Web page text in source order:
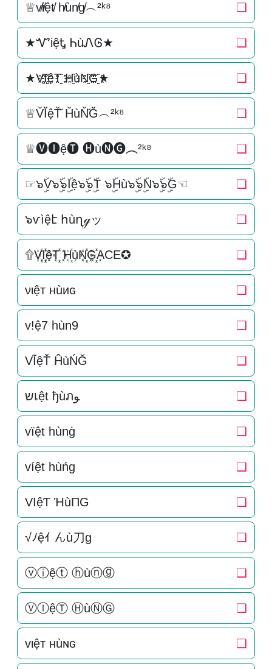
♕v̸i̸ệt̸ h̸ùn̸g̸︵²ᵏ⁸ ❏
★ᏉiệᎿ ᏂùᏁᎶ★ ❏
★V҈I҈҈ệT҈҈ H҈ùN҈҈G҈҈★ ❏
♕V̆Ĭ̆ệT̆̆ H̆ùN̆̆Ğ̆︵²ᵏ⁸ ❏
♕🅥🅘ệ🅣 🅗ù🅝🅖︵²ᵏ⁸ ❏
☞๖ۣۜV๖ۣۜ๖ۣۜIệ๖ۣۜ๖ۣۜT ๖ۣۜHù๖ۣۜ๖ۣۜN๖ۣۜ๖ۣۜG☜ ❏
๖ѵìệէ հùղℊッ ❏
۩V꙰I꙰꙰ệT꙰꙰ H꙰ùN꙰꙰G꙰꙰ACE✪ ❏
νιệт нùиɢ ❏
v!ệ7 hùn9 ❏
VĨệŤ ĤùŃĞ ❏
שเệt ђùภﻮ ❏
vïệt hùnġ ❏
víệt hùńg ❏
VIệƬ ΉùПG ❏
√ﾉệｲ んù刀g ❏
ⓥⓘệⓣ ⓗùⓝⓖ ❏
ⓋⒾệⓉ ⒽùⓃⒼ ❏
vιệт нùɴԍ ❏